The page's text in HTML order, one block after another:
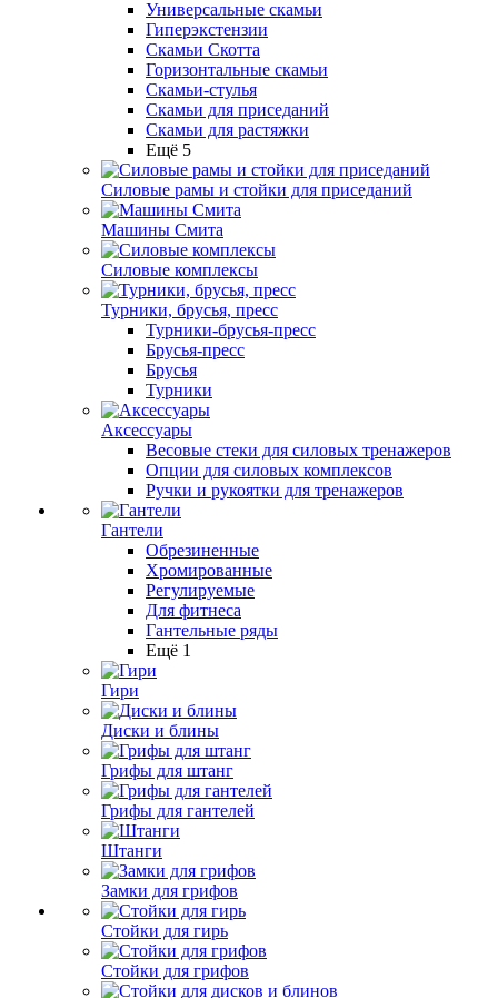
Универсальные скамьи
Гиперэкстензии
Скамьи Скотта
Горизонтальные скамьи
Скамьи-стулья
Скамьи для приседаний
Скамьи для растяжки
Ещё 5
Силовые рамы и стойки для приседаний
Машины Смита
Силовые комплексы
Турники, брусья, пресс
Турники-брусья-пресс
Брусья-пресс
Брусья
Турники
Аксессуары
Весовые стеки для силовых тренажеров
Опции для силовых комплексов
Ручки и рукоятки для тренажеров
Гантели
Обрезиненные
Хромированные
Регулируемые
Для фитнеса
Гантельные ряды
Ещё 1
Гири
Диски и блины
Грифы для штанг
Грифы для гантелей
Штанги
Замки для грифов
Стойки для гирь
Стойки для грифов